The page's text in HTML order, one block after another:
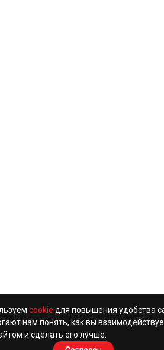
cookie для повышения удобства
нам понять, как вы
и сделать его лучше.